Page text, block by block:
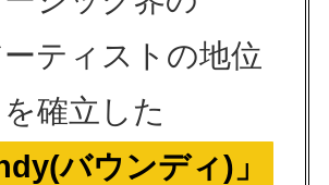
ティストの地位
を確立した
バウンディ)」